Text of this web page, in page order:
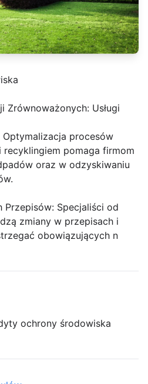
Zrównoważonych: Usługi
Optymalizacja procesów
recyklingiem pomaga firmom
oraz w odzyskiwaniu
Przepisów: Specjaliści od
zmiany w przepisach i
obowiązujących n
ochrony środowiska